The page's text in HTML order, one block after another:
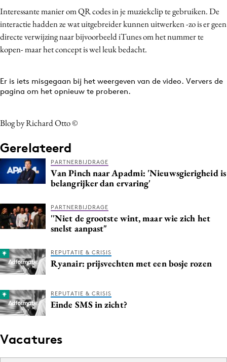
Bureaus
Campagnes
Carriere
Contentmarketing
Customer Experience
Digital transformation
Diversiteit
Effectiviteit
Gedragsverandering
Influencer marketing
Interne communicatie
Martech
Merkstrategie
PR
Purpose Marketing
Reputatie & crisis
Interessante manier om QR codes in je muziekclip te gebruiken. De
interactie hadden ze wat uitgebreider kunnen uitwerken -zo is er geen
directe verwijzing naar bijvoorbeeld iTunes om het nummer te
kopen- maar het concept is wel leuk bedacht.
Er is iets misgegaan bij het weergeven van de video. Ververs de
pagina om het opnieuw te proberen.
Blog by Richard Otto ©
Gerelateerd
PARTNERBIJDRAGE
Van Pinch naar Apadmi: 'Nieuwsgierigheid is
belangrijker dan ervaring'
PARTNERBIJDRAGE
''Niet de grootste wint, maar wie zich het
snelst aanpast"
REPUTATIE & CRISIS
Ryanair: prijsvechten met een bosje rozen
REPUTATIE & CRISIS
Einde SMS in zicht?
Vacatures